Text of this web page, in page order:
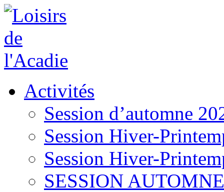
Activités
Session d’automne
Session Hiver-
Session Hiver-
SESSION